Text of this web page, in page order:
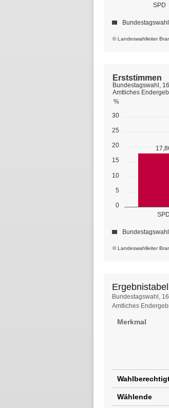
SPD
© Landeswahlleiter
0
5
10
15
20
25
30
%
SPD
© Landeswahlleiter
Erststimmen
Bundestagswahl,
Amtliches
Bundestagswahl,
Amtliches
Merkmal
Wählende